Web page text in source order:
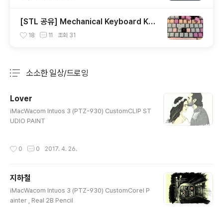
[STL 공유] Mechanical Keyboard Key
18 11 조회 31
소소한 일상/드로잉
Lover
iMacWacom Intuos 3 (PTZ-930) CustomCLIP ST
UDIO PAINT
0 0 2017. 4. 26.
지하철
iMacWacom Intuos 3 (PTZ-930) CustomCorel P
ainter , Real 2B Pencil